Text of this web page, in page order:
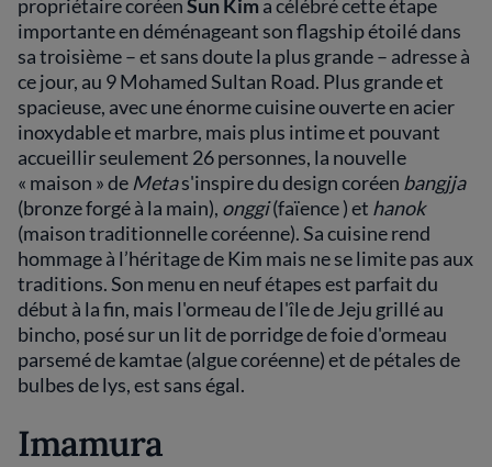
propriétaire coréenSun Kim a célébré cette étape
importante en déménageant son flagship étoilé dans
sa troisième – et sans doute la plus grande – adresse à
ce jour, au 9 Mohamed Sultan Road. Plus grande et
spacieuse, avec une énorme cuisine ouverte en acier
inoxydable et marbre, mais plus intime et pouvant
accueillir seulement 26 personnes, la nouvelle
« maison » de Metas'inspire du design coréen bangjja
(bronze forgé à la main), onggi(faïence ) et hanok
(maison traditionnelle coréenne). Sa cuisine rend
hommage à l’héritage de Kim mais ne se limite pas aux
traditions. Son menu en neuf étapes est parfait du
début à la fin, mais l'ormeau de l'île de Jeju grillé au
bincho, posé sur un lit de porridge de foie d'ormeau
parsemé de kamtae (algue coréenne) et de pétales de
bulbes de lys, est sans égal.
Imamura